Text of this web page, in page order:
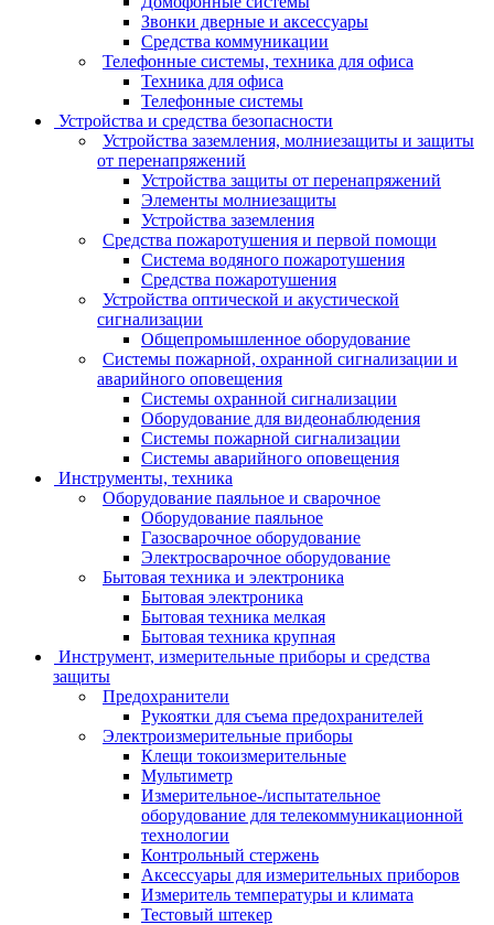
Звонки дверные и аксессуары
Средства коммуникации
Телефонные системы, техника для офиса
Техника для офиса
Телефонные системы
Устройства и средства безопасности
Устройства заземления, молниезащиты и защиты
от перенапряжений
Устройства защиты от перенапряжений
Элементы молниезащиты
Устройства заземления
Средства пожаротушения и первой помощи
Система водяного пожаротушения
Средства пожаротушения
Устройства оптической и акустической
сигнализации
Общепромышленное оборудование
Системы пожарной, охранной сигнализации и
аварийного оповещения
Системы охранной сигнализации
Оборудование для видеонаблюдения
Системы пожарной сигнализации
Системы аварийного оповещения
Инструменты, техника
Оборудование паяльное и сварочное
Оборудование паяльное
Газосварочное оборудование
Электросварочное оборудование
Бытовая техника и электроника
Бытовая электроника
Бытовая техника мелкая
Бытовая техника крупная
Инструмент, измерительные приборы и средства
защиты
Предохранители
Рукоятки для съема предохранителей
Электроизмерительные приборы
Клещи токоизмерительные
Мультиметр
Измерительное-/испытательное
оборудование для телекоммуникационной
технологии
Контрольный стержень
Аксессуары для измерительных приборов
Измеритель температуры и климата
Тестовый штекер